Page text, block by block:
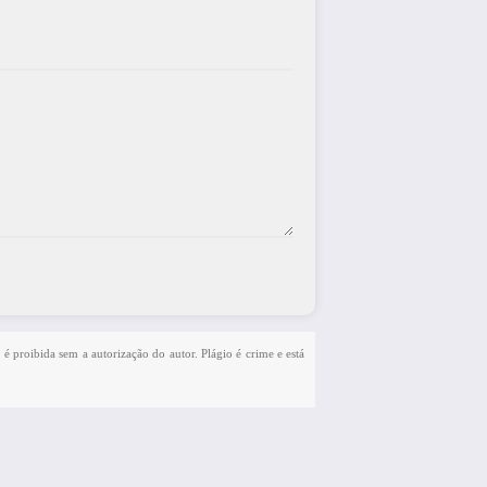
proibida sem a autorização do autor. Plágio é crime e está